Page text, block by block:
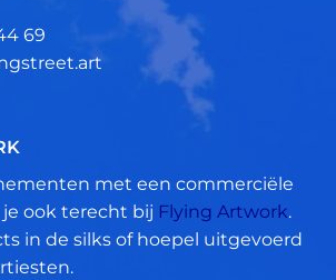
69
met een commerciële
ook terecht bij Flying Artwork.
in de silks of hoepel uitgevoerd